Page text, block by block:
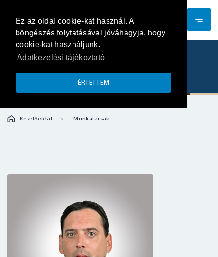
Ez az oldal cookie-kat használ. A
böngészés folytatásával jóváhagyja, hogy
cookie-kat használjunk.
Adatkezelési tájékoztató
ÉRTETTEM
Kezdőoldal Munkatársak